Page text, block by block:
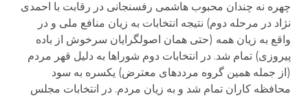
چهره نه چندان محبوب هاشمی رفسنجانی در رقابت با احمدی
نژاد در مرحله دوم) نتیجه انتخابات به زیان منافع ملی و در
واقع به زیان همه (حتی همان اصولگرایان سرخوش از باده
پیروزی) تمام شد. در انتخابات دوم شوراها به دلیل قهر مردم
(از جمله همین گروه مرددهای معترض) یکسره به سود
محافظه کاران تمام شد و به زیان مردم. در انتخابات مجلس